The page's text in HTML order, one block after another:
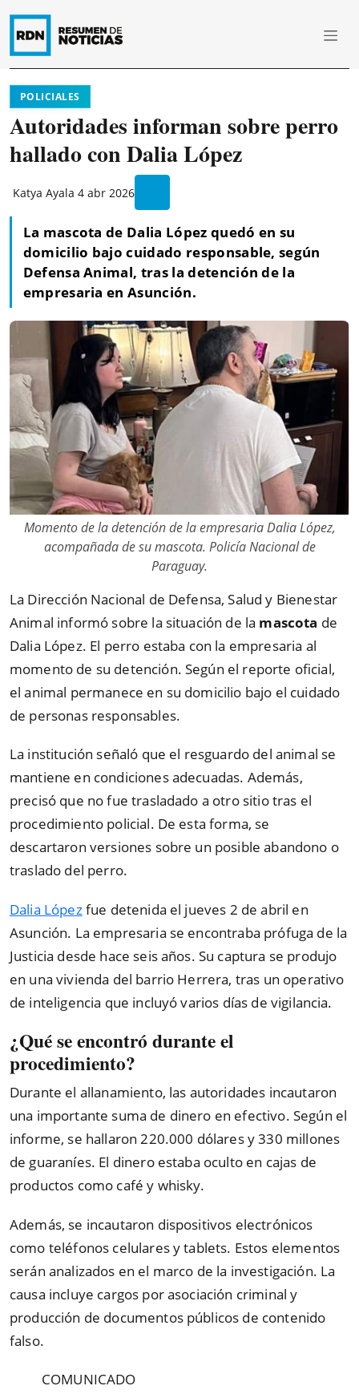
POLICIALES
Autoridades informan sobre perro
hallado con Dalia López
Katya Ayala 4 abr 2026
La mascota de Dalia López quedó en su
domicilio bajo cuidado responsable, según
Defensa Animal, tras la detención de la
empresaria en Asunción.
Momento de la detención de la empresaria Dalia López,
acompañada de su mascota. Policía Nacional de
Paraguay.
La Dirección Nacional de Defensa, Salud y Bienestar
Animal informó sobre la situación de la mascota de
Dalia López. El perro estaba con la empresaria al
momento de su detención. Según el reporte oficial,
el animal permanece en su domicilio bajo el cuidado
de personas responsables.
La institución señaló que el resguardo del animal se
mantiene en condiciones adecuadas. Además,
precisó que no fue trasladado a otro sitio tras el
procedimiento policial. De esta forma, se
descartaron versiones sobre un posible abandono o
traslado del perro.
Dalia Lópezfue detenida el jueves 2 de abril en
Asunción. La empresaria se encontraba prófuga de la
Justicia desde hace seis años. Su captura se produjo
en una vivienda del barrio Herrera, tras un operativo
de inteligencia que incluyó varios días de vigilancia.
¿Qué se encontró durante el
procedimiento?
Durante el allanamiento, las autoridades incautaron
una importante suma de dinero en efectivo. Según el
informe, se hallaron 220.000 dólares y 330 millones
de guaraníes. El dinero estaba oculto en cajas de
productos como café y whisky.
Además, se incautaron dispositivos electrónicos
como teléfonos celulares y tablets. Estos elementos
serán analizados en el marco de la investigación. La
causa incluye cargos por asociación criminal y
producción de documentos públicos de contenido
falso.
COMUNICADO